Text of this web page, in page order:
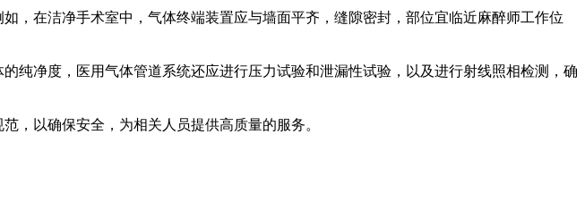
，在洁净手术室中，气体终端装置应与墙面平齐，缝隙密封，部位宜临近麻醉师工作位
纯净度，医用气体管道系统还应进行压力试验和泄漏性试验，以及进行射线照相检测，确
，以确保安全，为相关人员提供高质量的服务。